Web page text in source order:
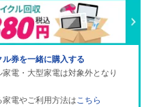
ル券を一緒に購入する
電・大型家電は対象外となり
電やご利用方法はこちら